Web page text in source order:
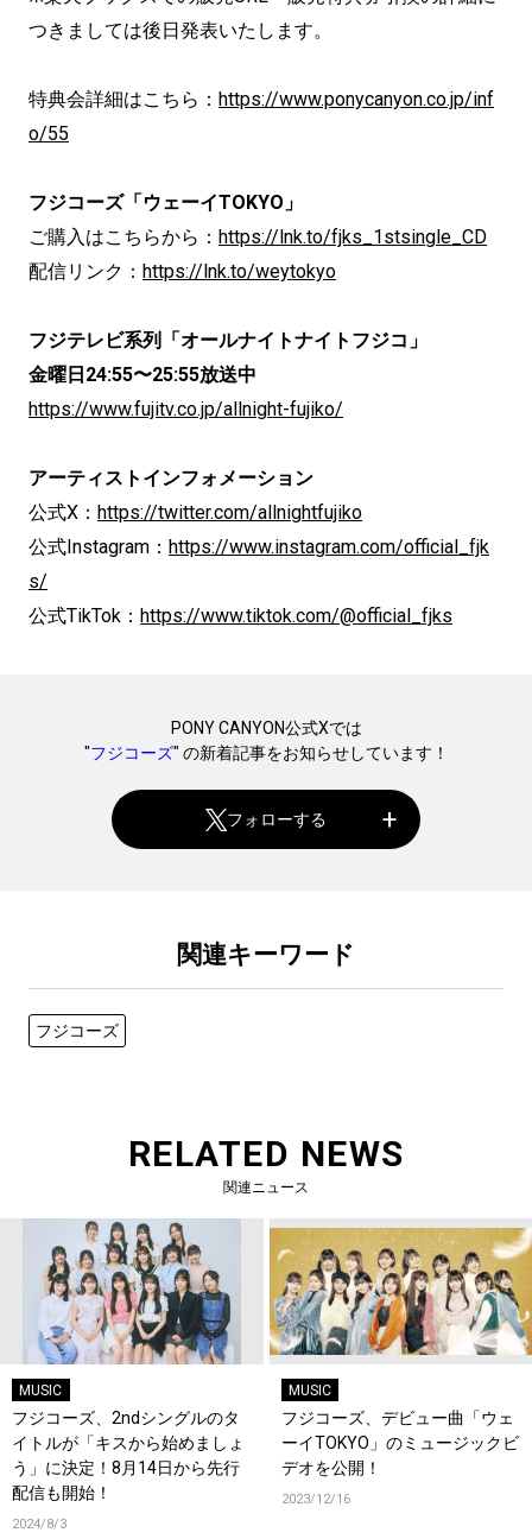
つきましては後日発表いたします。
特典会詳細はこちら： https://www.ponycanyon.co.jp/inf
o/55
フジコーズ「ウェーイTOKYO」
ご購入はこちらから： https://lnk.to/fjks_1stsingle_CD
配信リンク： https://lnk.to/weytokyo
フジテレビ系列「オールナイトナイトフジコ」
金曜日24:55〜25:55放送中
https://www.fujitv.co.jp/allnight-fujiko/
アーティストインフォメーション
公式X： https://twitter.com/allnightfujiko
公式Instagram： https://www.instagram.com/official_fjk
s/
公式TikTok： https://www.tiktok.com/@official_fjks
PONY CANYON公式Xでは
"フジコーズ" の新着記事をお知らせしています！
フォローする
関連キーワード
フジコーズ
RELATED NEWS
関連ニュース
MUSIC
フジコーズ、2ndシングルのタ
イトルが「キスから始めましょ
う」に決定！8月14日から先行
配信も開始！
2024/8/3
MUSIC
フジコーズ、デビュー曲「ウェ
ーイTOKYO」のミュージックビ
デオを公開！
2023/12/16